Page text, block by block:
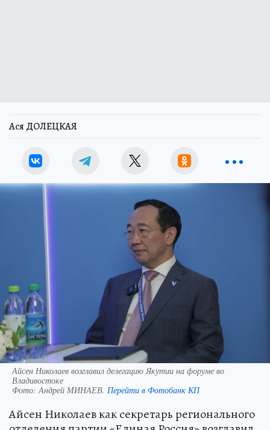
Ася ДОЛЕЦКАЯ
Айсен Николаев возглавил делегацию Якутии на форуме во
Владивостоке
Фото:Андрей МИНАЕВ. Перейти в Фотобанк КП
Айсен Николаев как секретарь регионального